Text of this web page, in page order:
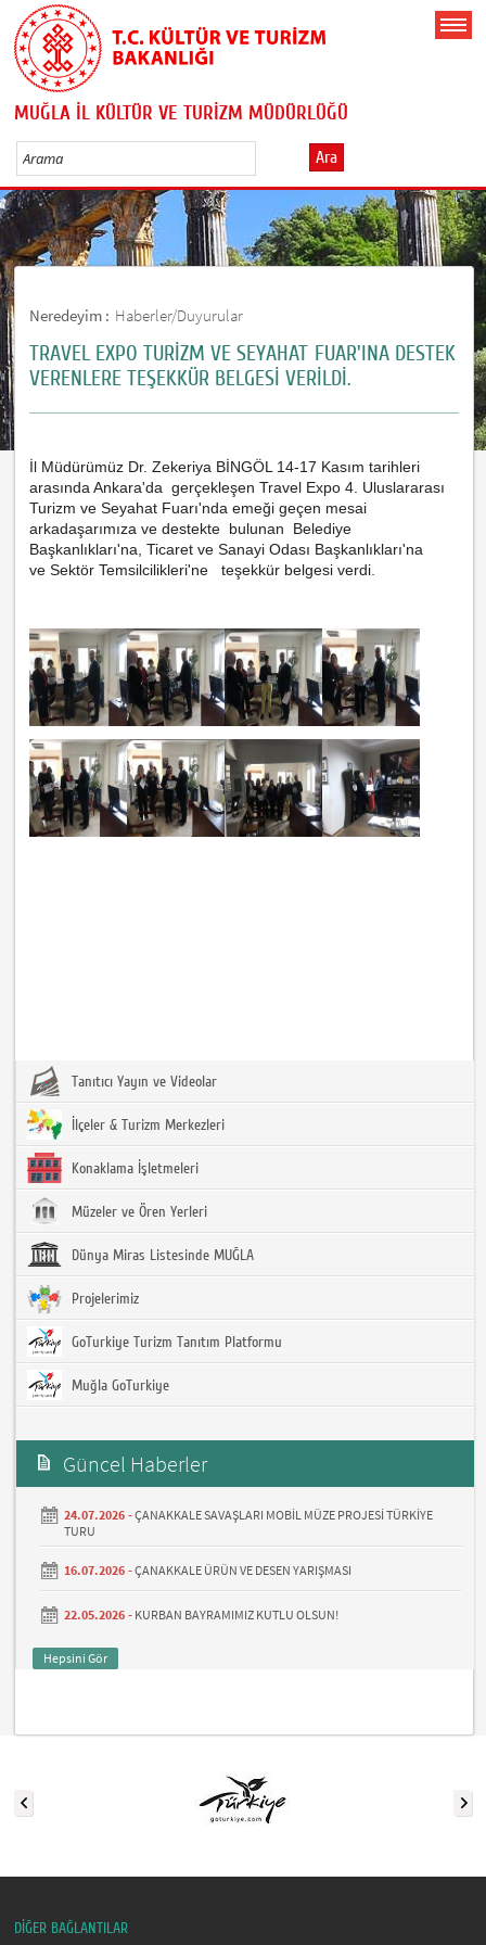
MUĞLA İL KÜLTÜR VE TURİZM MÜDÜRLÜĞÜ
Ara
Neredeyim : Haberler/Duyurular
TRAVEL EXPO TURİZM VE SEYAHAT FUAR'INA DESTEK
VERENLERE TEŞEKKÜR BELGESİ VERİLDİ.
İl Müdürümüz Dr. Zekeriya BİNGÖL 14-17 Kasım tarihleri
arasında Ankara'da gerçekleşen Travel Expo 4. Uluslararası
Turizm ve Seyahat Fuarı'nda emeği geçen mesai
arkadaşarımıza ve destekte bulunan
Belediye
Başkanlıkları'na, Ticaret ve Sanayi Odası Başkanlıkları'na
veSektör Temsilcilikleri'ne teşekkür belgesi verdi.
Tanıtıcı Yayın ve Videolar
İlçeler & Turizm Merkezleri
Konaklama İşletmeleri
Müzeler ve Ören Yerleri
Dünya Miras Listesinde MUĞLA
Projelerimiz
GoTurkiye Turizm Tanıtım Platformu
Muğla GoTurkiye
Güncel Haberler
24.07.2026 -ÇANAKKALE SAVAŞLARI MOBİL MÜZE PROJESİ TÜRKİYE
TURU
16.07.2026 -ÇANAKKALE ÜRÜN VE DESEN YARIŞMASI
22.05.2026 - KURBAN BAYRAMIMIZ KUTLU OLSUN!
Hepsini Gör
DİĞER BAĞLANTILAR